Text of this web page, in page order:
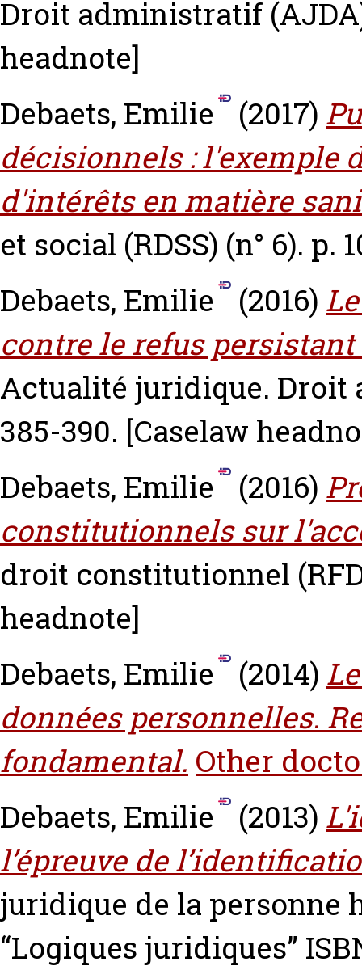
Droit administratif
headnote]
Debaets, Emilie
(2017)
décisionnels : l'exemple
d'intérêts en matière
et social (RDSS) (n° 6). p.
Debaets, Emilie
(2016)
contre le refus
Actualité juridique. Droit
385-390. [Caselaw
Debaets, Emilie
(2016)
constitutionnels sur
droit constitutionnel
headnote]
Debaets, Emilie
(2014)
données personnelles.
fondamental. Other
Debaets, Emilie
(2013)
l’épreuve de
juridique de la personne
“Logiques juridiques”